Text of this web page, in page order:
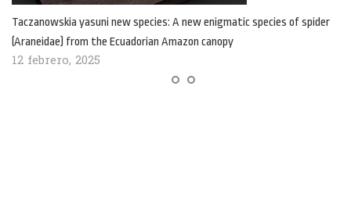
Taczanowskia yasuni new species: A new enigmatic species of spider
(Araneidae) from the Ecuadorian Amazon canopy
12 febrero, 2025